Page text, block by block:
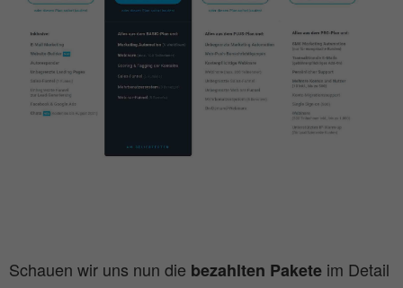
Schauen wir uns nun die bezahlten Pakete im Detail